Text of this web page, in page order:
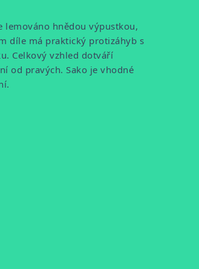
lemováno hnědou výpustkou,
díle má praktický protizáhyb s
Celkový vzhled dotváří
od pravých. Sako je vhodné